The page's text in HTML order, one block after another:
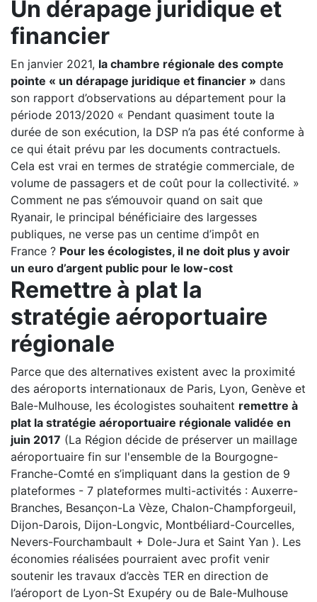
Un dérapage juridique et
financier
En janvier 2021, la chambre régionale des compte
pointe « un dérapage juridique et financier » dans
son rapport d’observations au département pour la
période 2013/2020 « Pendant quasiment toute la
durée de son exécution, la DSP n’a pas été conforme à
ce qui était prévu par les documents contractuels.
Cela est vrai en termes de stratégie commerciale, de
volume de passagers et de coût pour la collectivité. »
Comment ne pas s’émouvoir quand on sait que
Ryanair, le principal bénéficiaire des largesses
publiques, ne verse pas un centime d’impôt en
France ? Pour les écologistes, il ne doit plus y avoir
un euro d’argent public pour le low-cost
Remettre à plat la
stratégie aéroportuaire
régionale
Parce que des alternatives existent avec la proximité
des aéroports internationaux de Paris, Lyon, Genève et
Bale-Mulhouse, les écologistes souhaitent remettre à
plat la stratégie aéroportuaire régionale validée en
juin 2017 (La Région décide de préserver un maillage
aéroportuaire fin sur l'ensemble de la Bourgogne-
Franche-Comté en s’impliquant dans la gestion de 9
plateformes - 7 plateformes multi-activités : Auxerre-
Branches, Besançon-La Vèze, Chalon-Champforgeuil,
Dijon-Darois, Dijon-Longvic, Montbéliard-Courcelles,
Nevers-Fourchambault + Dole-Jura et Saint Yan ). Les
économies réalisées pourraient avec profit venir
soutenir les travaux d’accès TER en direction de
l’aéroport de Lyon-St Exupéry ou de Bale-Mulhouse